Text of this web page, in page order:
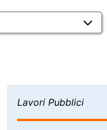
Lavori Pubblici